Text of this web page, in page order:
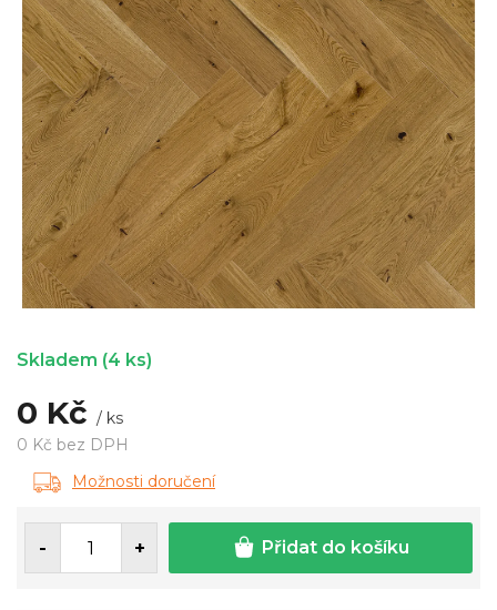
0 Kč / ks
0 Kč bez DPH
Měrná
cena:
Skladem (4 ks)
Možnosti doručení
Přidat do košíku